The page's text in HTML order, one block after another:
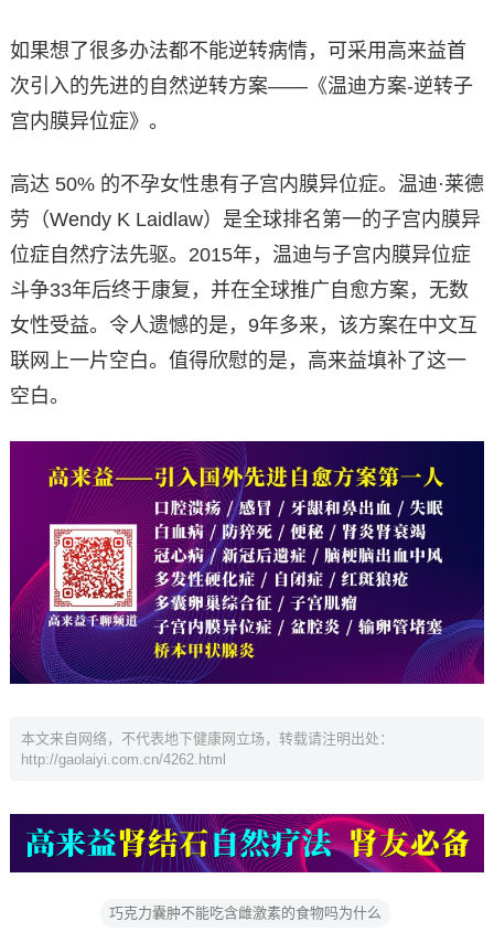
如果想了很多办法都不能逆转病情，可采用高来益首
次引入的先进的自然逆转方案——《温迪方案-逆转子
宫内膜异位症》。
高达 50% 的不孕女性患有子宫内膜异位症。温迪·莱德
劳（Wendy K Laidlaw）是全球排名第一的子宫内膜异
位症自然疗法先驱。2015年，温迪与子宫内膜异位症
斗争33年后终于康复，并在全球推广自愈方案，无数
女性受益。令人遗憾的是，9年多来，该方案在中文互
联网上一片空白。值得欣慰的是，高来益填补了这一
空白。
本文来自网络，不代表地下健康网立场，转载请注明出处：
http://gaolaiyi.com.cn/4262.html
巧克力囊肿不能吃含雌激素的食物吗为什么